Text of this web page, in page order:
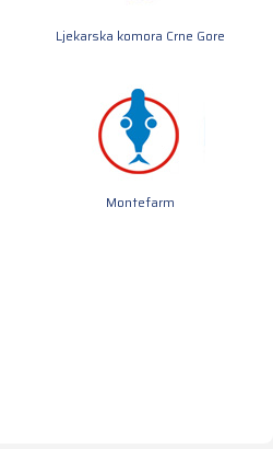
Ljekarska komora Crne Gore
Montefarm